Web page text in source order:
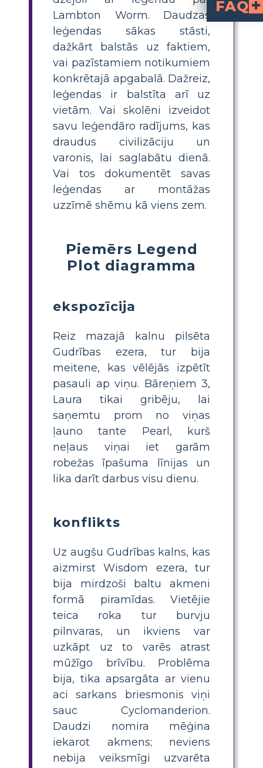
Lambton Worm. Daudzas
leģendas sākas stāsti,
dažkārt balstās uz faktiem,
vai pazīstamiem notikumiem
konkrētajā apgabalā. Dažreiz,
leģendas ir balstīta arī uz
vietām. Vai skolēni izveidot
savu leģendāro radījums, kas
draudus civilizāciju un
varonis, lai saglabātu dienā.
Vai tos dokumentēt savas
leģendas ar montāžas
uzzīmē shēmu kā viens zem.
Piemērs Legend
Plot diagramma
ekspozīcija
Reiz mazajā kalnu pilsēta
Gudrības ezera, tur bija
meitene, kas vēlējās izpētīt
pasauli ap viņu. Bāreņiem 3,
Laura tikai gribēju, lai
saņemtu prom no viņas
ļauno tante Pearl, kurš
neļaus viņai iet garām
robežas īpašuma līnijas un
lika darīt darbus visu dienu.
konflikts
Uz augšu Gudrības kalns, kas
aizmirst Wisdom ezera, tur
bija mirdzoši baltu akmeni
formā piramīdas. Vietējie
teica roka tur burvju
pilnvaras, un ikviens var
uzkāpt uz to varēs atrast
mūžīgo brīvību. Problēma
bija, tika apsargāta ar vienu
aci sarkans briesmonis viņi
sauc Cyclomanderion.
Daudzi nomira mēģina
iekarot akmens; neviens
nebija veiksmīgi uzvarēta
FAQ